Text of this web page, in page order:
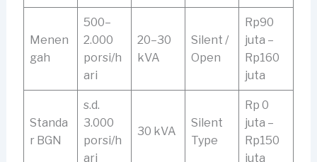
Menen
gah
500–
2.000
porsi/h
ari
20–30
kVA
Silent /
Open
Rp90
juta –
Rp160
juta
Standa
r BGN
s.d.
3.000
porsi/h
ari
30 kVA
Silent
Type
Rp 0
juta –
Rp150
juta